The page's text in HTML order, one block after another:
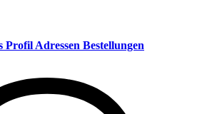
Profil Adressen Bestellungen